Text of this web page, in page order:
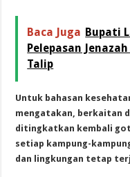
Baca Juga Bupati
Pelepasan
Talip
Untuk bahasan
mengatakan, berkaitan
ditingkatkan kembali
setiap kampung-
dan lingkungan tetap